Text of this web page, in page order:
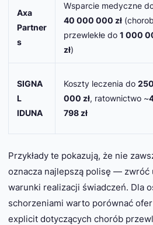
Axa
Partner
s
Wsparcie medyczne
40 000 000 zł
przewlekłe do 1 000
zł)
SIGNA
L
IDUNA
Koszty leczenia do 250
000 zł, ratownictwo ~
798 zł
Przykłady te pokazują, że nie
oznacza najlepszą polisę — zwróć
warunki realizacji świadczeń. Dla
schorzeniami warto porównać
explicit dotyczących chorób